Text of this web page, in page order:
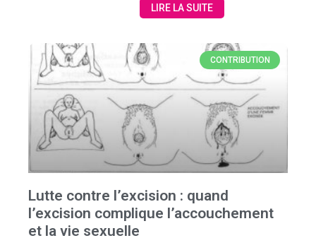
LIRE LA SUITE
CONTRIBUTION
Lutte contre l’excision : quand
l’excision complique l’accouchement
et la vie sexuelle